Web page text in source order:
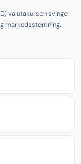
valutakursen svinger
markedsstemning.